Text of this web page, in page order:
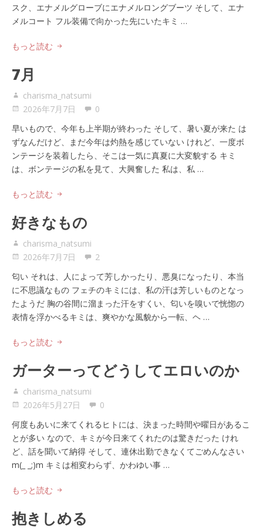
スク、エナメルグローブにエナメルロングブーツ そして、エナ
メルコート フル装備で向かった先にいたキミ …
もっと読む
7月
charisma_natsumi
2026年7月7日
0
早いもので、今年も上半期が終わった そして、暑い夏が来た は
ずなんだけど、まだ今年は灼熱を感じていない けれど、一度ボ
ンテージを装着したら、そこは一気に真夏に大変貌する キミ
は、ボンテージの私を見て、大興奮した 私は、私 …
もっと読む
好きなもの
charisma_natsumi
2026年7月7日
2
匂い それは、人によって芳しかったり、悪臭になったり、本当
に不思議なもの フェチのキミには、私の汗は芳しいものとなっ
たようだ 胸の谷間に溜まった汗をすくい、匂いを嗅いで恍惚の
表情を浮かべるキミは、爽やかな風貌から一転、ヘ …
もっと読む
ガーターってどうしてエロいのか
charisma_natsumi
2026年5月27日
0
何度もあいに来てくれるヒトには、決まった時間や曜日があるこ
とが多い なので、キミが今日来てくれたのは驚きだった けれ
ど、話を聞いて納得 そして、連休出勤できなくてごめんなさい
m(_ _;)m キミは相変わらず、かわゆい事 …
もっと読む
抱きしめる